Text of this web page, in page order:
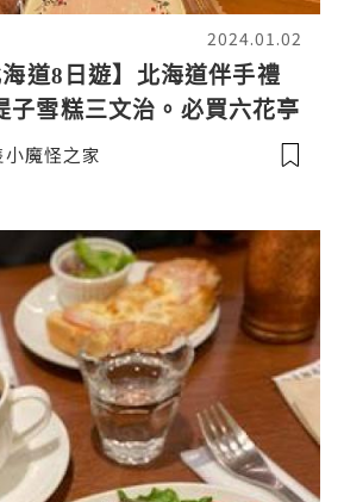
2024.01.02
海道8日遊】北海道伴手禮
子雪糕三文治。必買六花亭
力 ♥ 六花亭。札幌本店
魔怪之家